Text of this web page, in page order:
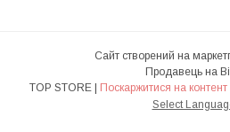
Сайт створений на
Продавець на
TOP STORE | Поскаржитися на контент
Select